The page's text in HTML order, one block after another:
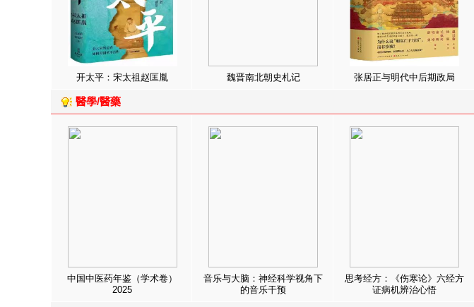
开太平：宋太祖赵匡胤 魏晋南北朝史札记 张居正与明代中后期政局
醫學/醫藥
中国中医药年鉴（学术卷）
2025
音乐与大脑：神经科学视角下
的音乐干预
思考经方：《伤寒论》六经方
证病机辨治心悟